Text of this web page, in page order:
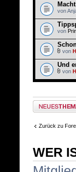
von
von
von
Und
von
Neues Thema
Zurück zu
WER